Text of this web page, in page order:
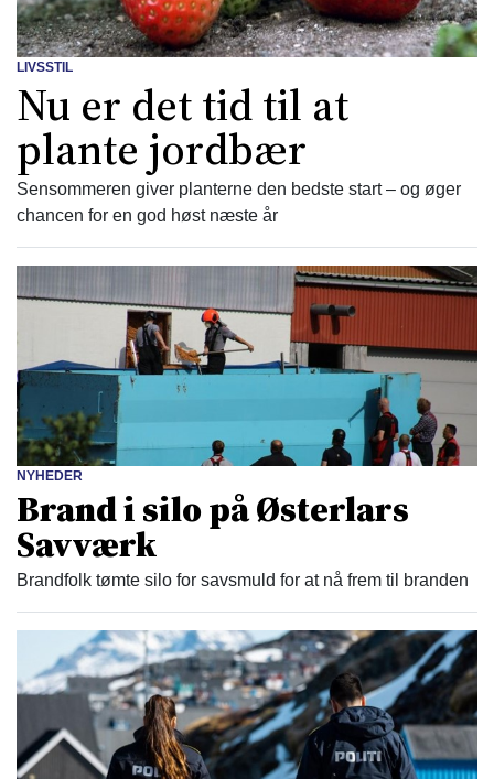
LIVSSTIL
Nu er det tid til at
plante jordbær
Sensommeren giver planterne den bedste start – og øger
chancen for en god høst næste år
NYHEDER
Brand i silo på Østerlars
Savværk
Brandfolk tømte silo for savsmuld for at nå frem til branden